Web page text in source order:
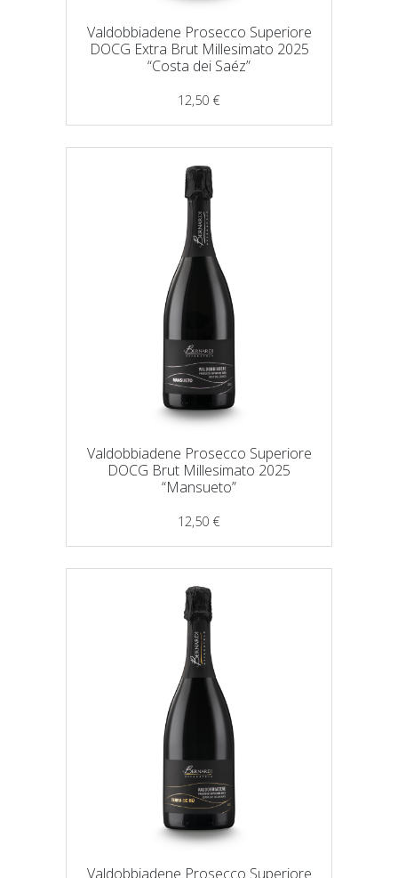
Valdobbiadene Prosecco Superiore
DOCG Extra Brut Millesimato 2025
“Costa dei Saéz”
12,50 €
Valdobbiadene Prosecco Superiore
DOCG Brut Millesimato 2025
“Mansueto”
12,50 €
Valdobbiadene Prosecco Superiore